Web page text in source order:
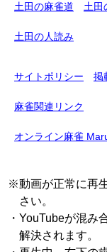
土田の麻雀道 土田
土田の人読み
サイトポリシー 掲
麻雀関連リンク
オンライン麻雀
※動画が正常に再
さい。
・YouTubeが混み
解決されます。